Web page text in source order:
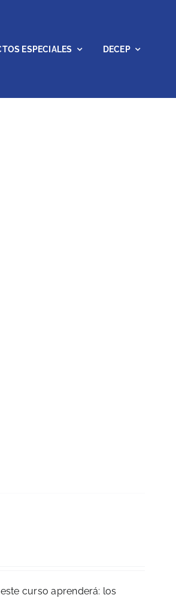
ESPECIALES DECEP
curso aprenderá: los